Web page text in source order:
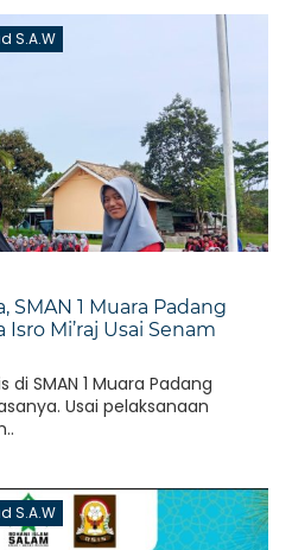
S.A.W
SMAN 1 Muara Padang
Mi’raj Usai Senam
SMAN 1 Muara Padang
Usai pelaksanaan
S.A.W